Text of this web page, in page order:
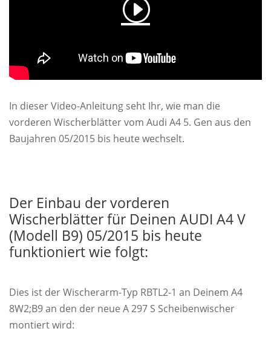
In dieser Video-Anleitung seht Ihr, wie man die
vorderen Wischerblätter vom Audi A4 5. Gen aus den
Baujahren 05/2015 bis heute wechselt.
Der Einbau der vorderen
Wischerblätter für Deinen AUDI A4 V
(Modell B9) 05/2015 bis heute
funktioniert wie folgt:
Dies ist der Wischerarm-Typ RBTL2-1 an Deinem A4
8W2;B9 an den der neue A 297 S Scheibenwischer
montiert wird: